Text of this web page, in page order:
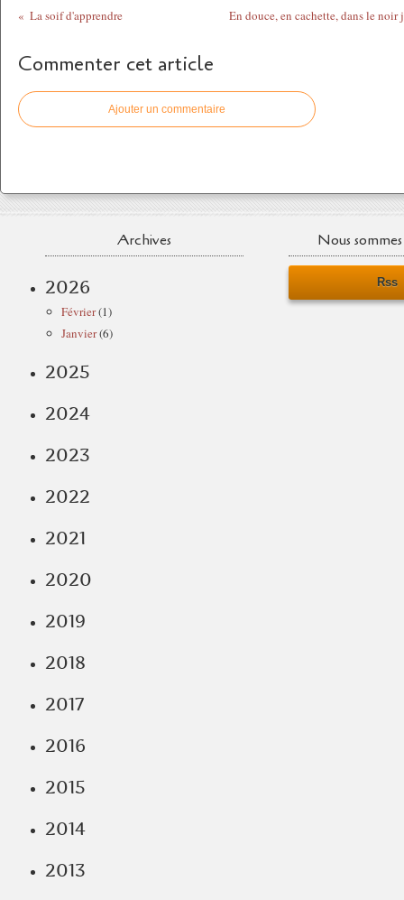
La soif d'apprendre En douce, en cachette, dans le
Commenter cet article
Ajouter un commentaire
Archives
2026
Février(1)
Janvier(6)
2025
2024
2023
2022
2021
2020
2019
2018
2017
2016
2015
2014
2013
Nous
Rss